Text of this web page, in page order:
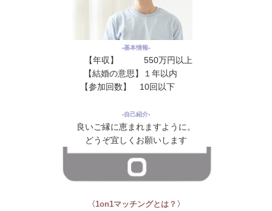
‐基本情報‐
【年収】 550万円以上
【結婚の意思】１年以内
【参加回数】 10回以下
‐自己紹介‐
良いご縁に恵まれますように。
どうぞ宜しくお願いします
〈1on1マッチングとは？〉